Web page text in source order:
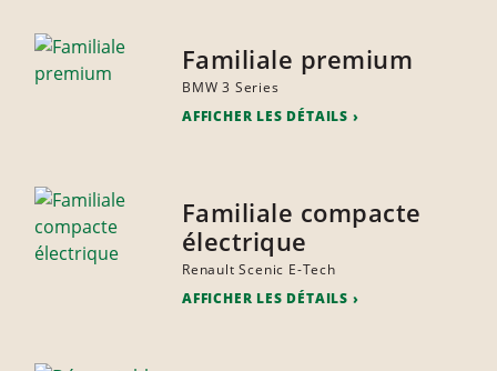
Familiale premium
BMW 3 Series
AFFICHER LES DÉTAILS
Familiale compacte
électrique
Renault Scenic E-Tech
AFFICHER LES DÉTAILS